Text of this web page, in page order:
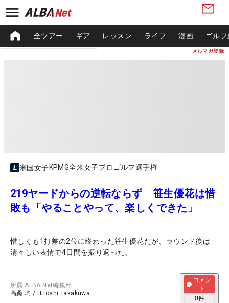
メルマガ登録
全ツアー ギア レッスン ライフ 漫画 ゴル
米国女子KPMG全米女子プロゴルフ選手権
219ヤードからの逆転ならず 笹生優花は惜
敗も「やることやって、楽しくできた」
惜しくも1打差の2位に終わった笹生優花だが、ラウンド後は
清々しい表情で4日間を振り返った。
所属ALBA Net編集部
高桑 均 / Hitoshi Takakuwa
コメン
ト
0件